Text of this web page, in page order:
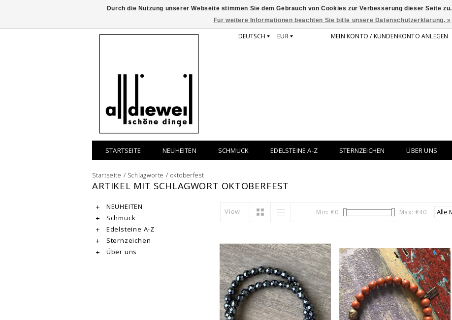
DEUTSCH EUR MEIN KONTO / KUNDENKONTO ANLEGEN
STARTSEITE NEUHEITEN SCHMUCK EDELSTEINE A-Z STERNZEICHEN ÜBER UNS
Startseite / Schlagworte / oktoberfest
ARTIKEL MIT SCHLAGWORT OKTOBERFEST
NEUHEITEN
Schmuck
Edelsteine A-Z
Sternzeichen
Über uns
View: Min: €0 Max: €40
Durch die Nutzung unserer Webseite stimmen Sie dem Gebrauch von Cookies zur Verbesserung dieser Seite zu.
Für weitere Informationen beachten Sie bitte unsere Datenschutzerklärung. »